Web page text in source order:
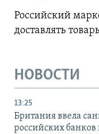
Российский
доставлять
НОВОСТИ
13:25
Британия ввела
российских